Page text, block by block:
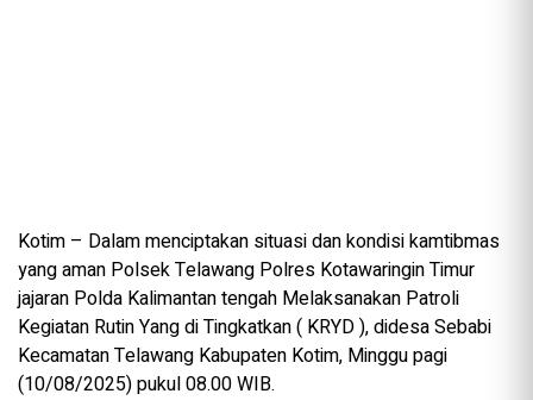
Kotim – Dalam menciptakan situasi dan kondisi kamtibmas
yang aman Polsek Telawang Polres Kotawaringin Timur
jajaran Polda Kalimantan tengah Melaksanakan Patroli
Kegiatan Rutin Yang di Tingkatkan ( KRYD ), didesa Sebabi
Kecamatan Telawang Kabupaten Kotim, Minggu pagi
(10/08/2025) pukul 08.00 WIB.